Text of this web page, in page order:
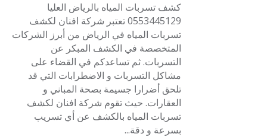
كشف تسربات المياه بالرياض العليا
0553445129 تعتبر شركة افنان لكشف
تسربات المياه في الرياض من أبرز الشركات
المتخصصة في الكشف المبكر عن
التسربات. ثم تساعدكم في القضاء على
مشاكل التسربات و الاضطرابات التي قد
تلحق أضرارا جسيمة بصحة المباني و
العقارات. حيث تقوم شركة افنان لكشف
تسربات المياه بالكشف عن أي تسريب
بسرعة و دقة...